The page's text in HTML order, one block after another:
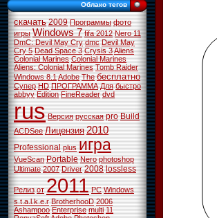
Облако тегов
скачать 2009 Программы фото
игры Windows 7 fifa 2012 Nero 11
DmC: Devil May Cry dmc Devil May
Cry 5 Dead Space 3 Crysis 3Aliens
Colonial Marines Colonial Marines
Aliens: Colonial Marines Tomb Raider
Windows 8.1Adobe The бесплатно
Супер HD ПРОГРАММА Для быстро
abbyy Edition FineReader dvd
rus Версия русская pro Build
ACDSee Лицензия 2010
Professional plus игра
VueScan Portable Nero photoshop
Ultimate 2007 Driver 2008 lossless
Релиз от 2011 PC Windows
s.t.a.l.k.e.r BrotherhooD 2006
Ashampoo Enterprise multi 11